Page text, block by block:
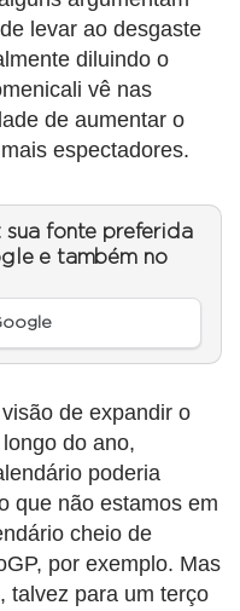
levar ao desgaste
diluindo o
vê nas
de aumentar o
espectadores.
sua fonte preferida
e também no
de expandir o
do ano,
poderia
que não estamos em
cheio de
por exemplo. Mas
talvez para um terço